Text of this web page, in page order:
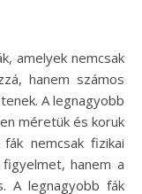
hanem számos
A legnagyobb
méretük és koruk
nemcsak fizikai
hanem a
A legnagyobb fák